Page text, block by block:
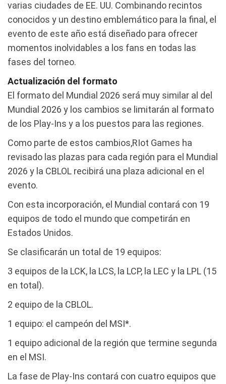
varias ciudades de EE. UU. Combinando recintos
conocidos y un destino emblemático para la final, el
evento de este año está diseñado para ofrecer
momentos inolvidables a los fans en todas las
fases del torneo.
Actualización del formato
El formato del Mundial 2026 será muy similar al del
Mundial 2026 y los cambios se limitarán al formato
de los Play-Ins y a los puestos para las regiones.
Como parte de estos cambios,RIot Games ha
revisado las plazas para cada región para el Mundial
2026 y la CBLOL recibirá una plaza adicional en el
evento.
Con esta incorporación, el Mundial contará con 19
equipos de todo el mundo que competirán en
Estados Unidos.
Se clasificarán un total de 19 equipos:
3 equipos de la LCK, la LCS, la LCP, la LEC y la LPL (15
en total).
2 equipo de la CBLOL.
1 equipo: el campeón del MSI*.
1 equipo adicional de la región que termine segunda
en el MSI.
La fase de Play-Ins contará con cuatro equipos que